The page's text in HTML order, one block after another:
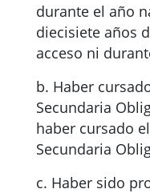
durante el año
diecisiete años
acceso ni
b. Haber
Secundaria
haber cursado
Secundaria
c. Haber sido